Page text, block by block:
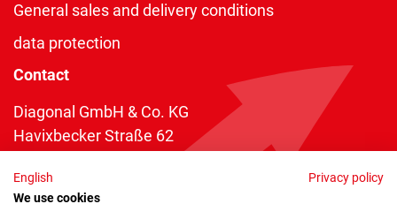
General sales and delivery conditions
data protection
Contact
Diagonal GmbH & Co. KG
Havixbecker Straße 62
Telefon:+49 2534 970 216
English
Privacy policy
We use cookies